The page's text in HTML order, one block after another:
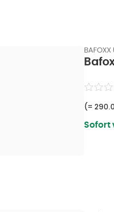
BAFOXX
(=
Sofort